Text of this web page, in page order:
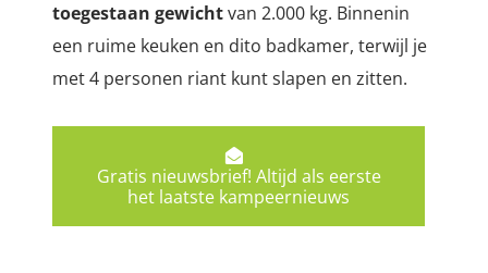
toegestaan gewichtvan 2.000 kg. Binnenin
een ruime keuken en dito badkamer, terwijl je
met 4 personen riant kunt slapen en zitten.
Gratis nieuwsbrief! Altijd als eerste
het laatste kampeernieuws